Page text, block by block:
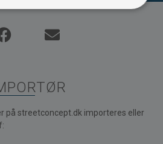
på streetconcept.dk importeres eller